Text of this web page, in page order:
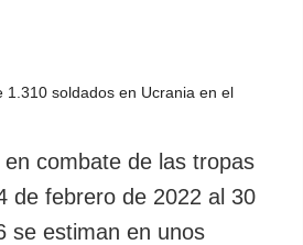
privacidad y
protección de
combate de las tropas
de febrero de 2022 al 30
se estiman en unos